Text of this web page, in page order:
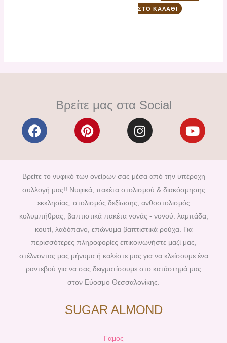
ΣΤΟ ΚΑΛΆΘΙ
Βρείτε μας στα Social
F
a
e
b
o
o
k
P
i
t
e
r
e
s
t
I
n
t
a
g
r
a
m
Y
o
t
u
b
Βρείτε το νυφικό των ονείρων σας μέσα από την υπέροχη
συλλογή μας!! Νυφικά, πακέτα στολισμού & διακόσμησης
εκκλησίας, στολισμός δεξίωσης, ανθοστολισμός
κολυμπήθρας, βαπτιστικά πακέτα νονάς - νονού: λαμπάδα,
κουτί, λαδόπανο, επώνυμα βαπτιστικά ρούχα. Για
περισσότερες πληροφορίες επικοινωνήστε μαζί μας,
στέλνοντας μας μήνυμα ή καλέστε μας για να κλείσουμε ένα
ραντεβού για να σας δειγματίσουμε στο κατάστημά μας
στον Εύοσμο Θεσσαλονίκης.
SUGAR ALMOND
Γαμος